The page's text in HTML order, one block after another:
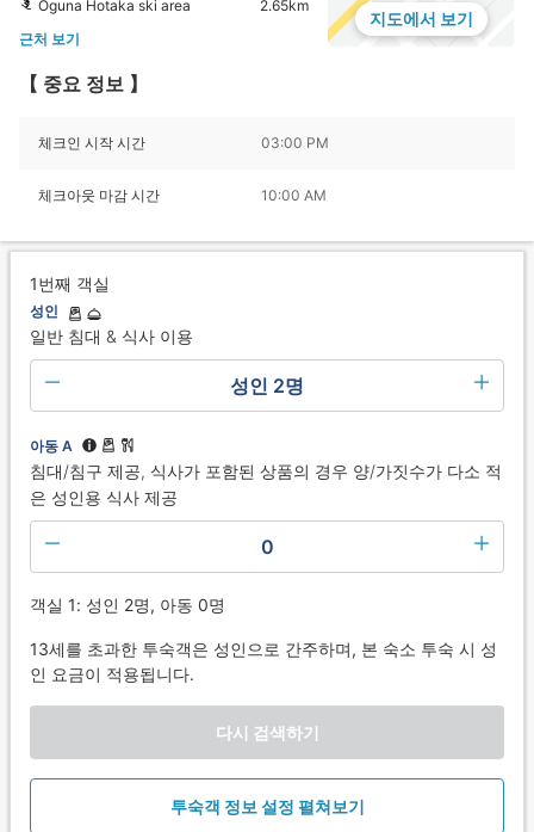
Oguna Hotaka ski area
2.65km
근처 보기
지도에서 보기
【 중요 정보 】
체크인 시작 시간 03:00 PM
체크아웃 마감 시간 10:00 AM
1번째 객실
성인
일반 침대 & 식사 이용
성인 2명
아동 A
침대/침구 제공, 식사가 포함된 상품의 경우 양/가짓수가 다소 적
은 성인용 식사 제공
0
객실 1: 성인 2명, 아동 0명
13세를 초과한 투숙객은 성인으로 간주하며, 본 숙소 투숙 시 성
인 요금이 적용됩니다.
다시 검색하기
투숙객 정보 설정 펼쳐보기